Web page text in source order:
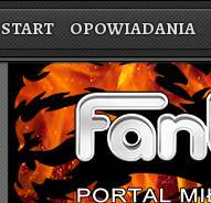
START OPOWIADANIA